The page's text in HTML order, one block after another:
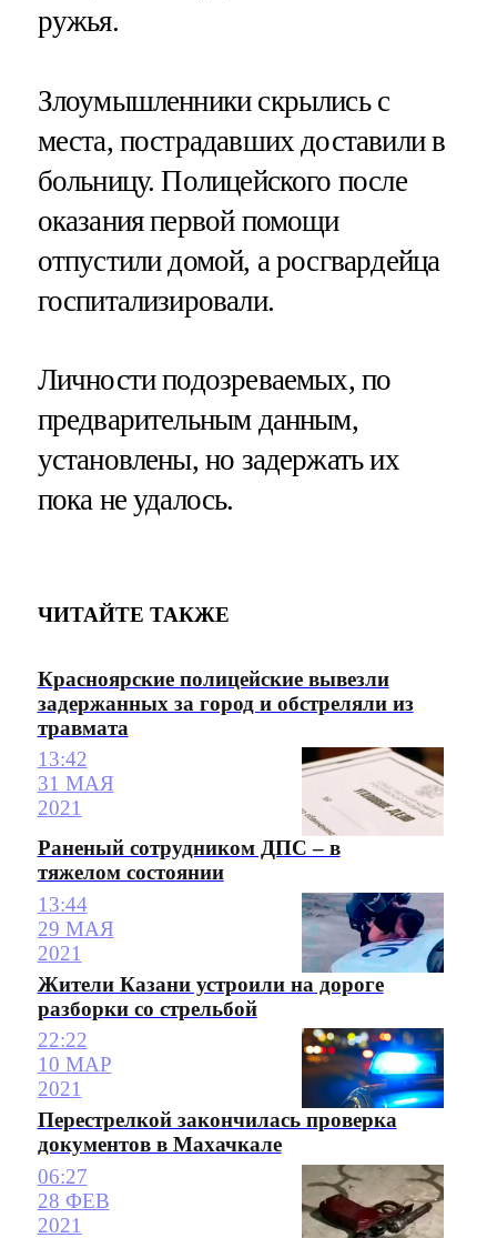
ружья.
Злоумышленники скрылись с
места, пострадавших доставили в
больницу. Полицейского после
оказания первой помощи
отпустили домой, а росгвардейца
госпитализировали.
Личности подозреваемых, по
предварительным данным,
установлены, но задержать их
пока не удалось.
ЧИТАЙТЕ ТАКЖЕ
Красноярские полицейские вывезли
задержанных за город и обстреляли из
травмата
13:42
31 МАЯ
2021
Раненый сотрудником ДПС – в
тяжелом состоянии
13:44
29 МАЯ
2021
Жители Казани устроили на дороге
разборки со стрельбой
22:22
10 МАР
2021
Перестрелкой закончилась проверка
документов в Махачкале
06:27
28 ФЕВ
2021